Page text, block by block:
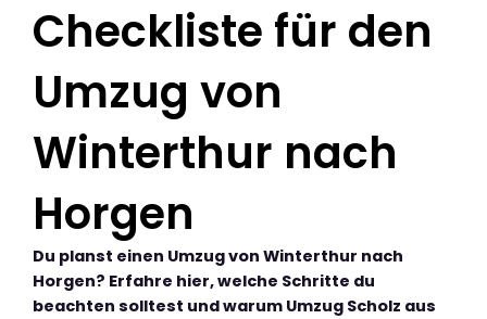
Checkliste für den
Umzug von
Winterthur nach
Horgen
Du planst einen Umzug von Winterthur nach
Horgen? Erfahre hier, welche Schritte du
beachten solltest und warum Umzug Scholz aus